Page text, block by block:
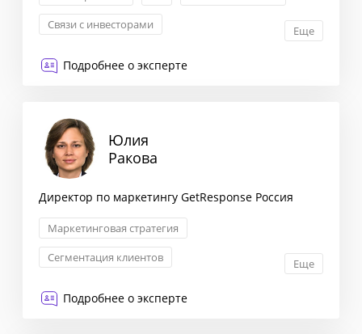
Связи с инвесторами
Еще
Подробнее о эксперте
Юлия
Ракова
Директор по маркетингу GetResponse Россия
Маркетинговая стратегия
Сегментация клиентов
Еще
Подробнее о эксперте